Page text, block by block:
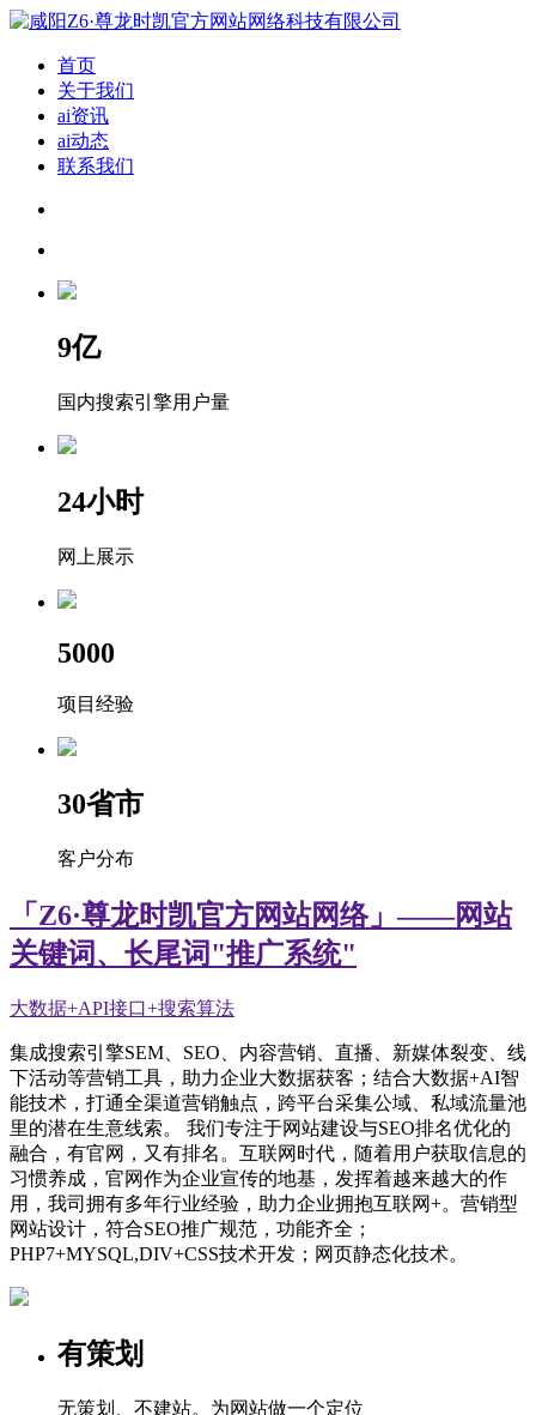
首页
关于我们
ai资讯
ai动态
联系我们
9亿
国内搜索引擎用户量
24小时
网上展示
5000
项目经验
30省市
客户分布
「Z6·尊龙时凯官方网站网络」——网站
关键词、长尾词"推广系统"
大数据+API接口+搜索算法
集成搜索引擎SEM、SEO、内容营销、直播、新媒体裂变、线
下活动等营销工具，助力企业大数据获客；结合大数据+AI智
能技术，打通全渠道营销触点，跨平台采集公域、私域流量池
里的潜在生意线索。 我们专注于网站建设与SEO排名优化的
融合，有官网，又有排名。互联网时代，随着用户获取信息的
习惯养成，官网作为企业宣传的地基，发挥着越来越大的作
用，我司拥有多年行业经验，助力企业拥抱互联网+。营销型
网站设计，符合SEO推广规范，功能齐全；
PHP7+MYSQL,DIV+CSS技术开发；网页静态化技术。
有策划
无策划、不建站。为网站做一个定位